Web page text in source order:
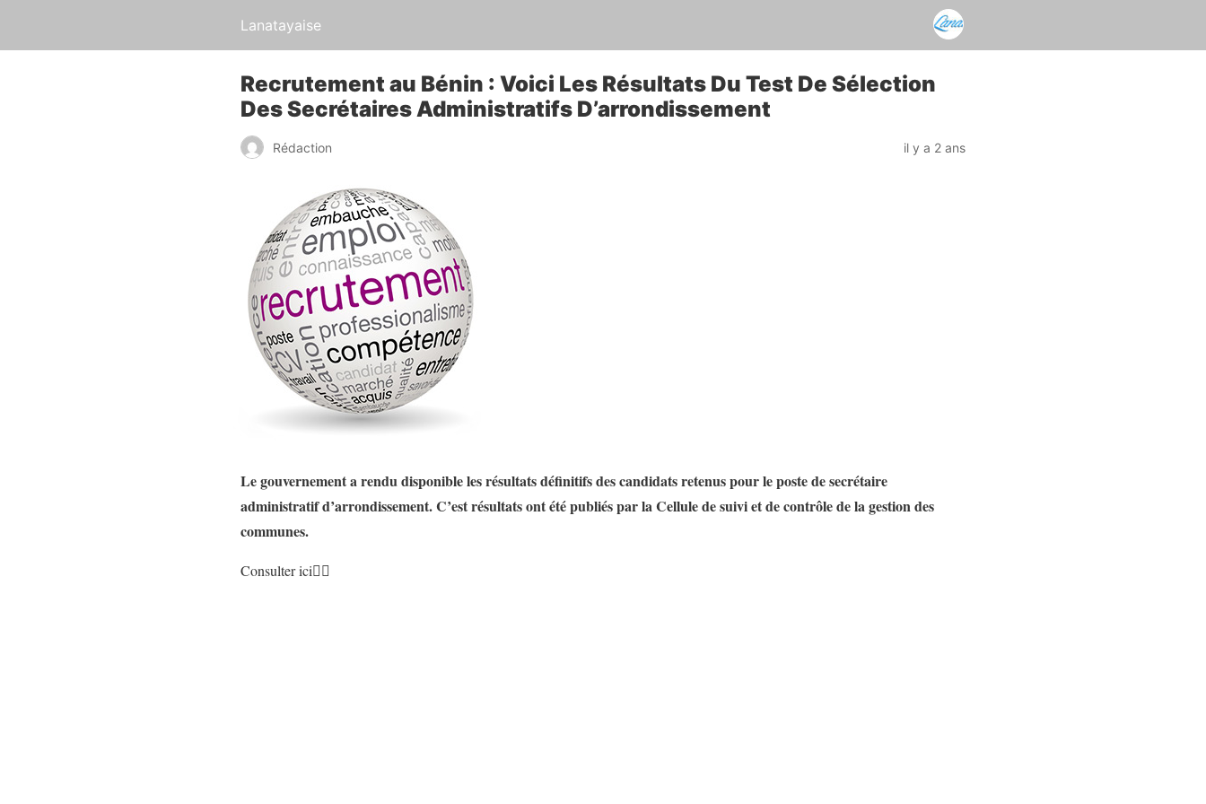
Lanatayaise
Recrutement au Bénin : Voici Les Résultats Du Test De Sélection
Des Secrétaires Administratifs D’arrondissement
Rédaction il y a 2 ans
Le gouvernement a rendu disponible les résultats définitifs des candidats retenus pour le poste de secrétaire
administratif d’arrondissement. C’est résultats ont été publiés par la Cellule de suivi et de contrôle de la gestion des
communes.
Consulter ici👇🏿